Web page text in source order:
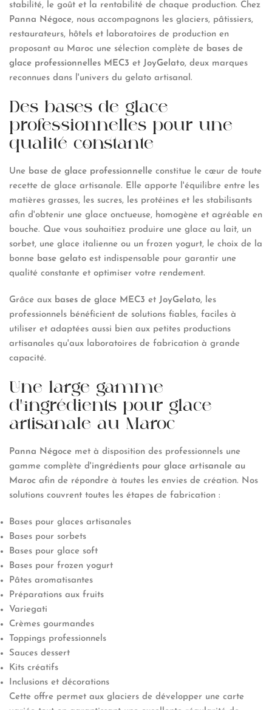
stabilité, le goût et la rentabilité de chaque production. Chez
Panna Négoce, nous accompagnons les glaciers, pâtissiers,
restaurateurs, hôtels et laboratoires de production en
proposant au Maroc une sélection complète de bases de
glace professionnelles MEC3 et JoyGelato, deux marques
reconnues dans l'univers du gelato artisanal.
Des bases de glace
professionnelles pour une
qualité constante
Une base de glace professionnelle constitue le cœur de toute
recette de glace artisanale. Elle apporte l'équilibre entre les
matières grasses, les sucres, les protéines et les stabilisants
afin d'obtenir une glace onctueuse, homogène et agréable en
bouche. Que vous souhaitiez produire une glace au lait, un
sorbet, une glace italienne ou un frozen yogurt, le choix de la
bonne base gelato est indispensable pour garantir une
qualité constante et optimiser votre rendement.
Grâce aux bases de glace MEC3 et JoyGelato, les
professionnels bénéficient de solutions fiables, faciles à
utiliser et adaptées aussi bien aux petites productions
artisanales qu'aux laboratoires de fabrication à grande
capacité.
Une large gamme
d'ingrédients pour glace
artisanale au Maroc
Panna Négoce met à disposition des professionnels une
gamme complète d'ingrédients pour glace artisanale au
Maroc afin de répondre à toutes les envies de création. Nos
solutions couvrent toutes les étapes de fabrication :
Bases pour glaces artisanales
Bases pour sorbets
Bases pour glace soft
Bases pour frozen yogurt
Pâtes aromatisantes
Préparations aux fruits
Variegati
Crèmes gourmandes
Toppings professionnels
Sauces dessert
Kits créatifs
Inclusions et décorations
Cette offre permet aux glaciers de développer une carte